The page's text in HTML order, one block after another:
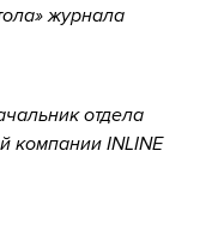
журнала
отдела
компании INLINE